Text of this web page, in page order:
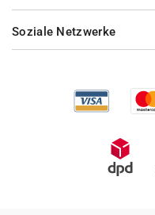
Soziale Netzwerke